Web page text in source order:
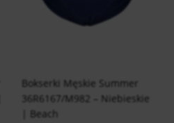
Bokserki Męskie Summer
36R6167/M982 – Niebieskie
| Beach